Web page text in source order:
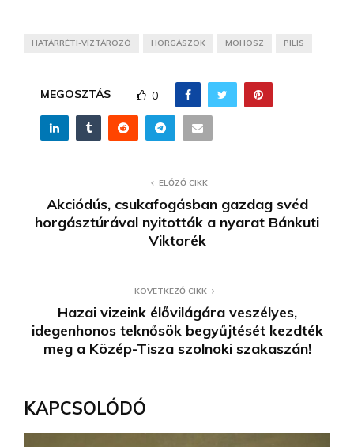
HATÁRRÉTI-VÍZTÁROZÓ HORGÁSZOK MOHOSZ PILIS
MEGOSZTÁS 0
ELŐZŐ CIKK
Akciódús, csukafogásban gazdag svéd
horgásztúrával nyitották a nyarat Bánkuti
Viktorék
KÖVETKEZŐ CIKK
Hazai vizeink élővilágára veszélyes,
idegenhonos teknősök begyűjtését kezdték
meg a Közép-Tisza szolnoki szakaszán!
KAPCSOLÓDÓ